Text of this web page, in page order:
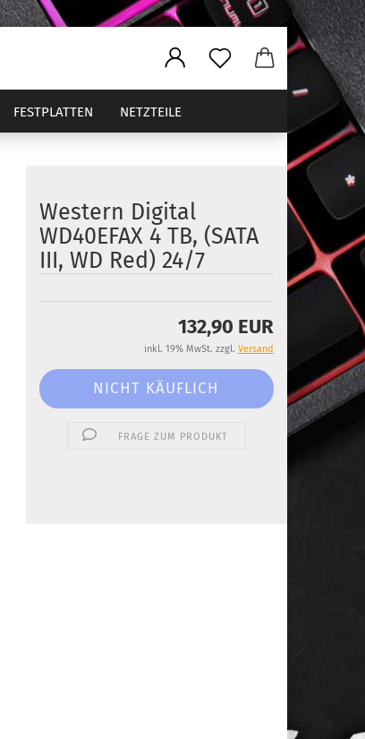
FESTPLATTEN NETZTEILE
Western Digital
WD40EFAX 4 TB, (SATA
III, WD Red) 24/7
132,90 EUR
inkl. 19% MwSt. zzgl. Versand
FRAGE ZUM PRODUKT